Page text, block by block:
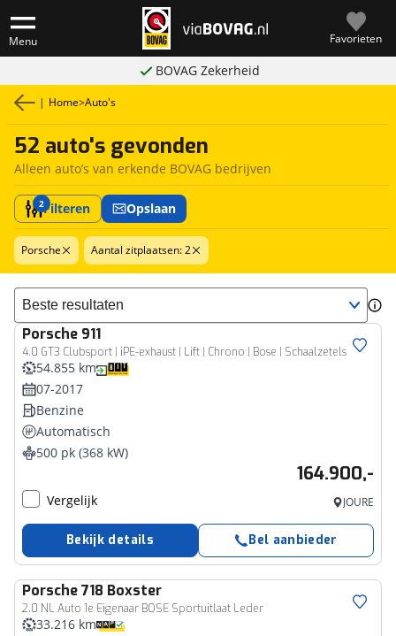
Menu Favorieten
BOVAG Zekerheid
| Home>Auto's
52 auto's gevonden
Alleen auto’s van erkende BOVAG bedrijven
2Filteren Opslaan
Porsche Aantal zitplaatsen: 2
Sorteer resultaten
Porsche 911
4.0 GT3 Clubsport | iPE-exhaust | Lift | Chrono | Bose | Schaalzetels
54.855 km
07-2017
Benzine
Automatisch
500 pk (368 kW)
164.900,-
Vergelijk JOURE
Bekijk details Bel aanbieder
Porsche718 Boxster
2.0 NL Auto 1e Eigenaar BOSE Sportuitlaat Leder
33.216 km